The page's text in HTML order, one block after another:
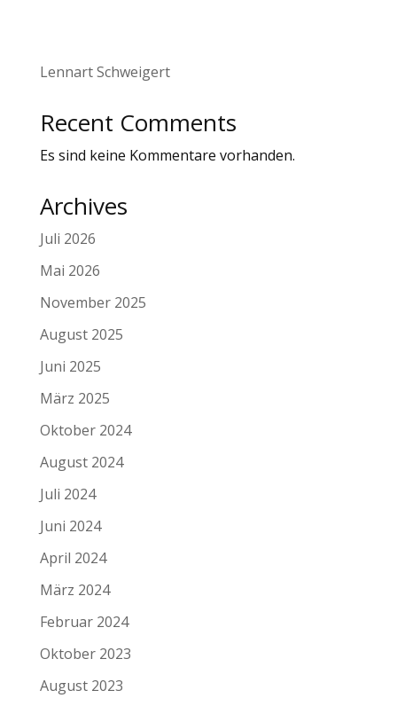
Lennart Schweigert
Recent Comments
Es sind keine Kommentare vorhanden.
Archives
Juli 2026
Mai 2026
November 2025
August 2025
Juni 2025
März 2025
Oktober 2024
August 2024
Juli 2024
Juni 2024
April 2024
März 2024
Februar 2024
Oktober 2023
August 2023